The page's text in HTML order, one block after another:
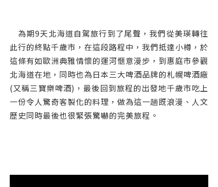
為期9天北海道自駕旅行到了尾聲，我們從美瑛轉往
此行的終點千歲市，在這段路程中，我們抵達小樽，於
這條有如歐洲典雅情懷的運河愜意漫步，到惠庭市參觀
北海道在地，同時也為日本三大啤酒品牌的札幌啤酒廠
(又稱三寶樂啤酒)，最後回到旅程的出發地千歲市吃上
一份令人驚奇客製化的料理，做為這一趟既浪漫、人文
歷史同時最後也很緊張驚嚇的完美旅程。